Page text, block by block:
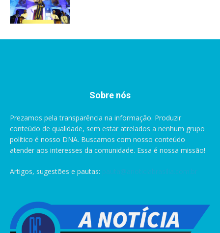
Sobre nós
Prezamos pela transparência na informação. Produzir
conteúdo de qualidade, sem estar atrelados a nenhum grupo
político é nosso DNA. Buscamos com nosso conteúdo
atender aos interesses da comunidade. Essa é nossa missão!
Artigos, sugestões e pautas: pauta@anoticiabrasilia.com.br